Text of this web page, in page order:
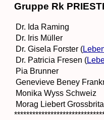
Gruppe Rk
Dr. Ida Raming
Dr. Iris Müller
Dr. Gisela Forster (
Dr. Patricia Fresen (
Pia Brunner
Genevieve Beney
Monika Wyss Schweiz
Morag Liebert